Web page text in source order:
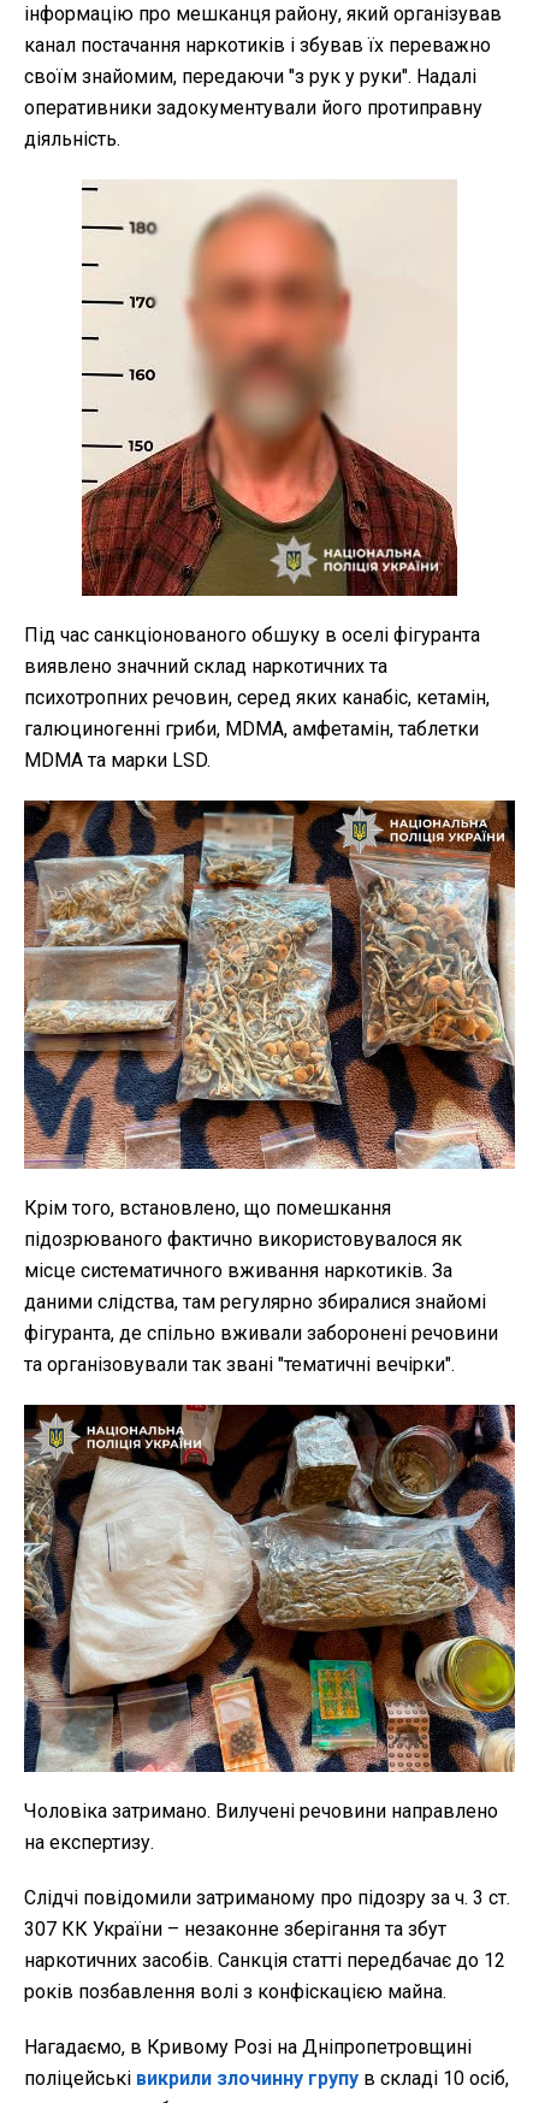
інформацію про мешканця району, який організував
канал постачання наркотиків і збував їх переважно
своїм знайомим, передаючи "з рук у руки". Надалі
оперативники задокументували його протиправну
діяльність.
Під час санкціонованого обшуку в оселі фігуранта
виявлено значний склад наркотичних та
психотропних речовин, серед яких канабіс, кетамін,
галюциногенні гриби, MDMA, амфетамін, таблетки
MDMA та марки LSD.
Крім того, встановлено, що помешкання
підозрюваного фактично використовувалося як
місце систематичного вживання наркотиків. За
даними слідства, там регулярно збиралися знайомі
фігуранта, де спільно вживали заборонені речовини
та організовували так звані "тематичні вечірки".
Чоловіка затримано. Вилучені речовини направлено
на експертизу.
Слідчі повідомили затриманому про підозру за ч. 3 ст.
307 КК України – незаконне зберігання та збут
наркотичних засобів. Санкція статті передбачає до 12
років позбавлення волі з конфіскацією майна.
Нагадаємо, в Кривому Розі на Дніпропетровщині
поліцейські викрили злочинну групу в складі 10 осіб,